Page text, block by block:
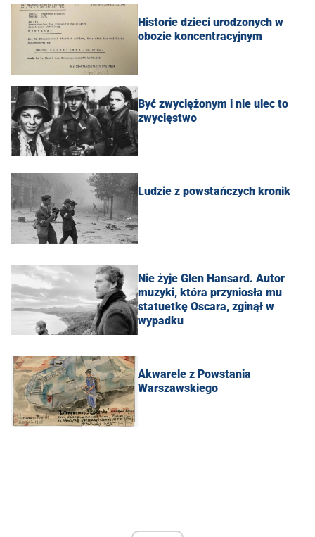
Historie dzieci urodzonych w
obozie koncentracyjnym
Być zwyciężonym i nie ulec to
zwycięstwo
Ludzie z powstańczych kronik
Nie żyje Glen Hansard. Autor
muzyki, która przyniosła mu
statuetkę Oscara, zginął w
wypadku
Akwarele z Powstania
Warszawskiego